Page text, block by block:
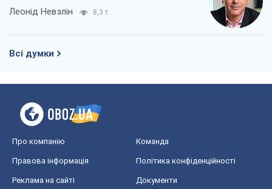
Леонід Невзлін 8,3 т.
Всі думки
Про компанію Команда
Правова інформація Політика конфіденційності
Реклама на сайті Документи